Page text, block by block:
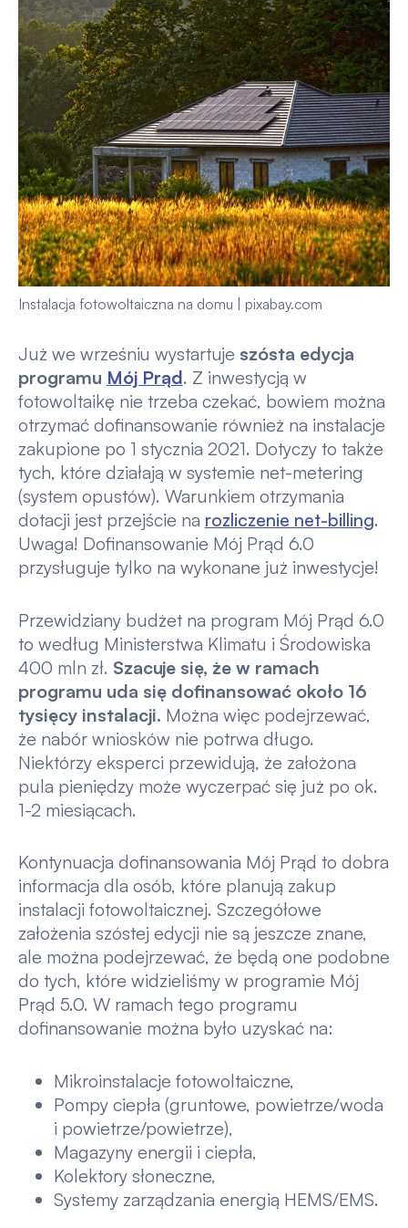
Instalacja fotowoltaiczna na domu | pixabay.com
Już we wrześniu wystartuje szósta edycja
programu Mój Prąd. Z inwestycją w
fotowoltaikę nie trzeba czekać, bowiem można
otrzymać dofinansowanie również na instalacje
zakupione po 1 stycznia 2021. Dotyczy to także
tych, które działają w systemie net-metering
(system opustów). Warunkiem otrzymania
dotacji jest przejście na rozliczenie net-billing.
Uwaga! Dofinansowanie Mój Prąd 6.0
przysługuje tylko na wykonane już inwestycje!
Przewidziany budżet na program Mój Prąd 6.0
to według Ministerstwa Klimatu i Środowiska
400 mln zł. Szacuje się, że w ramach
programu uda się dofinansować około 16
tysięcy instalacji. Można więc podejrzewać,
że nabór wniosków nie potrwa długo.
Niektórzy eksperci przewidują, że założona
pula pieniędzy może wyczerpać się już po ok.
1-2 miesiącach.
Kontynuacja dofinansowania Mój Prąd to dobra
informacja dla osób, które planują zakup
instalacji fotowoltaicznej. Szczegółowe
założenia szóstej edycji nie są jeszcze znane,
ale można podejrzewać, że będą one podobne
do tych, które widzieliśmy w programie Mój
Prąd 5.0. W ramach tego programu
dofinansowanie można było uzyskać na:
Mikroinstalacje fotowoltaiczne,
Pompy ciepła (gruntowe, powietrze/woda
i powietrze/powietrze),
Magazyny energii i ciepła,
Kolektory słoneczne,
Systemy zarządzania energią HEMS/EMS.